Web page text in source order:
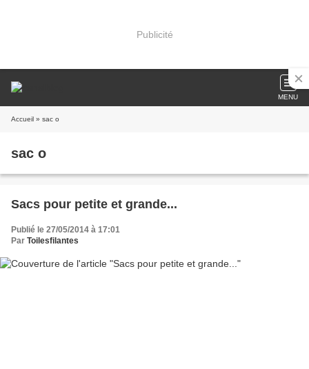
Publicité
MENU
Accueil » sac o
sac o
Sacs pour petite et grande...
Publié le 27/05/2014 à 17:01
Par Toilesfilantes